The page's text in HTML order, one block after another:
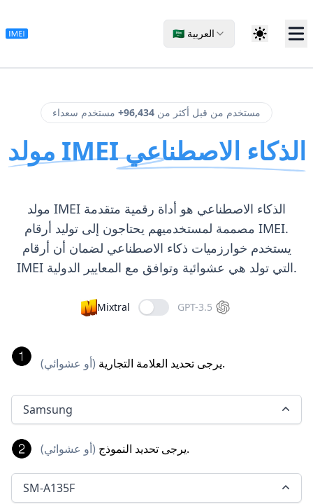
🇸🇦 العربية
مستخدم من قبل أكثر من 96,434+ مستخدم سعداء
مولد IMEI الذكاء الاصطناعي
مولد IMEI الذكاء الاصطناعي هو أداة رقمية متقدمة
مصممة لمستخدميهم يحتاجون إلى توليد أرقام IMEI.
يستخدم خوارزميات ذكاء الاصطناعي لضمان أن أرقام
IMEI التي تولد هي عشوائية وتوافق مع المعايير الدولية.
Mixtral GPT-3.5
يرجى تحديد العلامة التجارية (أو عشوائي) .
Samsung
يرجى تحديد النموذج (أو عشوائي) .
SM-A135F